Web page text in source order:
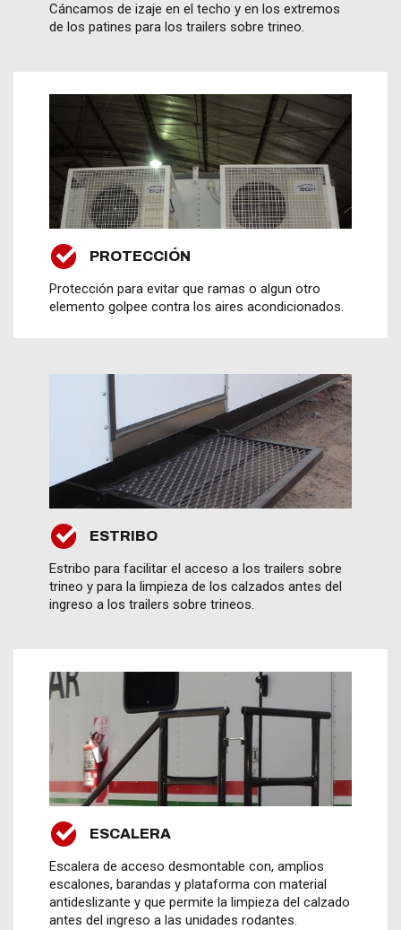
Cáncamos de izaje en el techo y en los extremos
de los patines para los trailers sobre trineo.
PROTECCIÓN
Protección para evitar que ramas o algun otro
elemento golpee contra los aires acondicionados.
ESTRIBO
Estribo para facilitar el acceso a los trailers sobre
trineo y para la limpieza de los calzados antes del
ingreso a los trailers sobre trineos.
ESCALERA
Escalera de acceso desmontable con, amplios
escalones, barandas y plataforma con material
antideslizante y que permite la limpieza del calzado
antes del ingreso a las unidades rodantes.